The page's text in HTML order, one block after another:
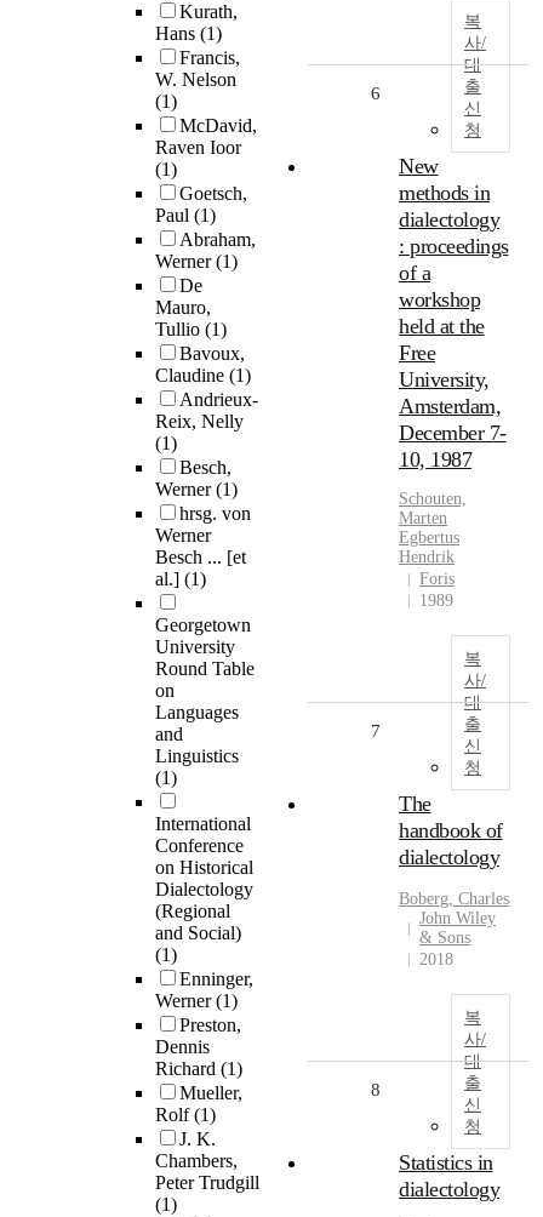
Kurath,
Hans (1)
Francis,
W. Nelson
(1)
McDavid,
Raven Ioor
(1)
Goetsch,
Paul (1)
Abraham,
Werner(1)
De
Mauro,
Tullio (1)
Bavoux,
Claudine (1)
Andrieux-
Reix, Nelly
(1)
Besch,
Werner(1)
hrsg. von
Werner
Besch ... [et
al.] (1)
Georgetown
University
Round Table
on
Languages
and
Linguistics
(1)
International
Conference
on Historical
Dialectology
(Regional
and Social)
(1)
Enninger,
Werner(1)
Preston,
Dennis
Richard (1)
Mueller,
Rolf(1)
J. K.
Chambers,
Peter Trudgill
(1)
복
사/
대
출
신
청
6
New
methods in
dialectology
: proceedings
of a
workshop
held at the
Free
University,
Amsterdam,
December 7-
10, 1987
Schouten,
Marten
Egbertus
Hendrik
Foris
1989
복
사/
대
출
신
청
7
The
handbook of
dialectology
Boberg, Charles
John Wiley
& Sons
2018
복
사/
대
출
신
청
8
Statistics in
dialectology